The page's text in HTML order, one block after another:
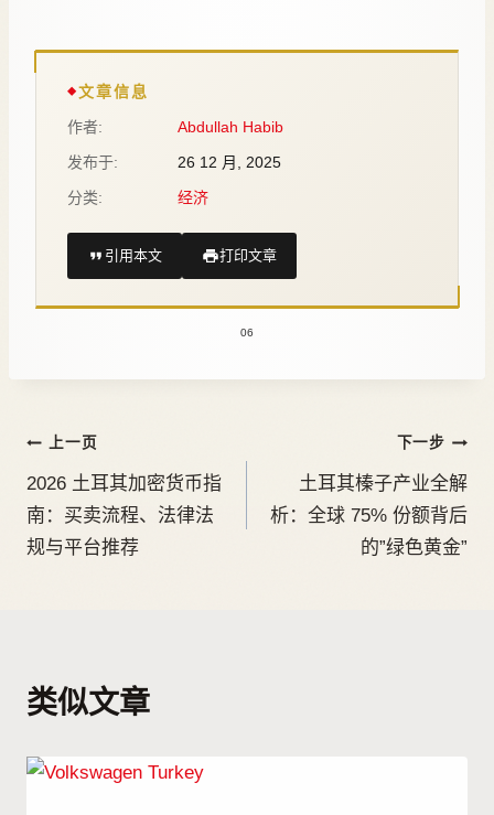
06
文章信息
作者:
Abdullah Habib
发布于:
26 12 月, 2025
分类:
经济
引用本文 打印文章
上一页
2026 土耳其加密货币指
南：买卖流程、法律法
规与平台推荐
下一步
土耳其榛子产业全解
析：全球 75% 份额背后
的”绿色黄金”
类似文章